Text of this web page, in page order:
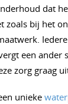
dat
zoals bij het
een ander
zorg graag
unieke